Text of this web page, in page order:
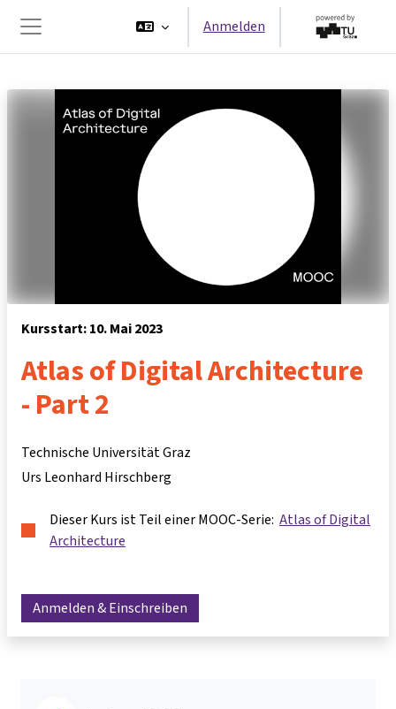
Website-Übersicht
Anmelden
Kursstart: 10. Mai 2023
Atlas of Digital Architecture
- Part 2
Technische Universität Graz
Urs Leonhard Hirschberg
Dieser Kurs ist Teil einer MOOC-Serie: Atlas of Digital
Architecture
Anmelden & Einschreiben